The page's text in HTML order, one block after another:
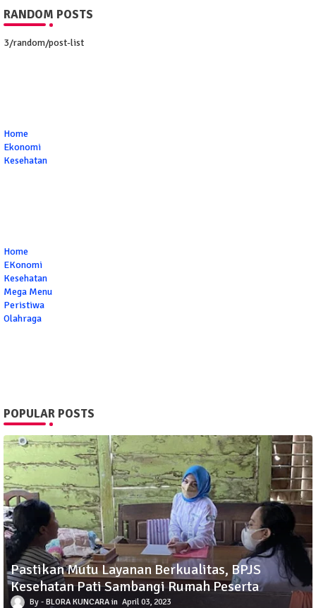
RANDOM POSTS
3/random/post-list
Home
Ekonomi
Kesehatan
Home
EKonomi
Kesehatan
Mega Menu
Peristiwa
Olahraga
POPULAR POSTS
Pastikan Mutu Layanan Berkualitas, BPJS
Kesehatan Pati Sambangi Rumah Peserta
BLORA KUNCARA April 03, 2023